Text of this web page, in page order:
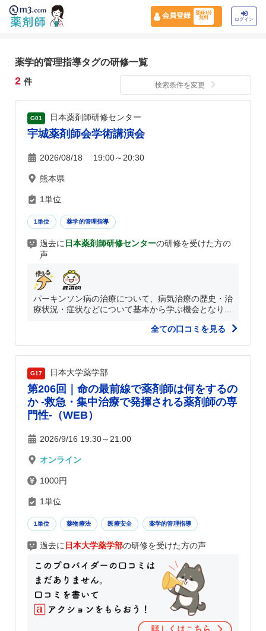
会員登録
登録1分
無料
ログイン
薬学的管理指導タグの研修一覧
2 件 検索条件を変更
G01 日本薬剤師研修センター
宇城薬剤師会学術講演会
2026/08/18 19:00～20:30
熊本県
1単位
1単位 薬学的管理指導
過去に 日本薬剤師研修センターの研修を受けた方の
声
パーキンソン病の治療について、病気治療の歴史・治
療状況・症状などについて基本から学ぶ機会となり...
全ての口コミを見る
G17 日本大学薬学部
第206回｜命の最前線で薬剤師は何をするの
か -救急・集中治療で発揮される薬剤師の専
門性-（WEB）
2026/9/16 19:30～21:00
オンライン
1000円
1単位
1単位 薬物療法 医療安全 薬学的管理指導
過去に 日本大学薬学部の研修を受けた方の声